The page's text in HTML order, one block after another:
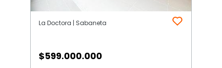
La Doctora | Sabaneta
$599.000.000